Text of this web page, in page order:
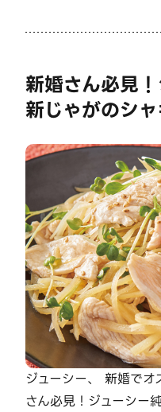
新婚さん必見
新じゃがのシ
ジューシー、 新婚で
さん必見！ジューシー